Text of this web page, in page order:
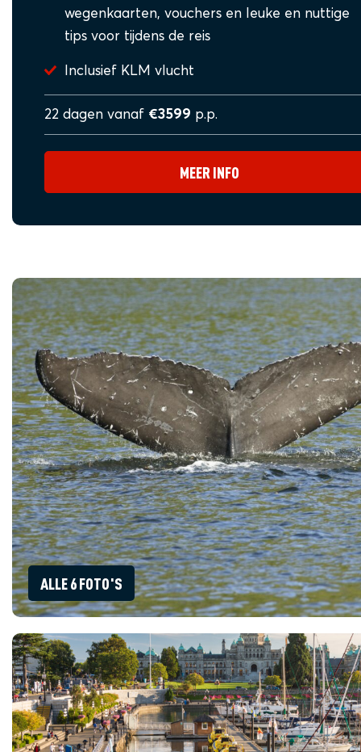
wegenkaarten, vouchers en leuke en nuttige
tips voor tijdens de reis
Inclusief KLM vlucht
22 dagen vanaf €3599 p.p.
MEER INFO
ALLE 6 FOTO'S